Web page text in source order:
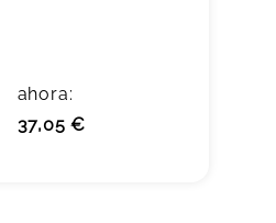
ahora:
37,05 €